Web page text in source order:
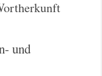
und